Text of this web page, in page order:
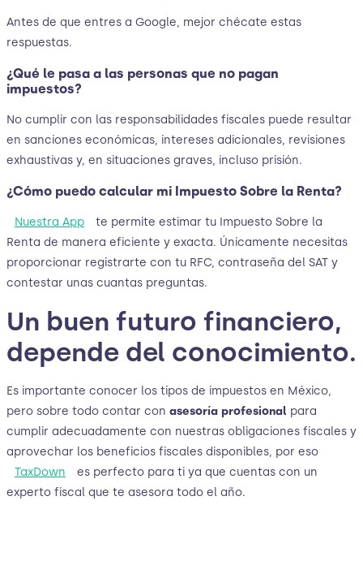
Antes de que entres a Google, mejor chécate estas
respuestas.
¿Qué le pasa a las personas que no pagan
impuestos?
No cumplir con las responsabilidades fiscales puede resultar
en sanciones económicas, intereses adicionales, revisiones
exhaustivas y, en situaciones graves, incluso prisión.
¿Cómo puedo calcular mi Impuesto Sobre la Renta?
Nuestra App
te permite estimar tu Impuesto Sobre la
Renta de manera eficiente y exacta. Únicamente necesitas
proporcionar registrarte con tu RFC, contraseña del SAT y
contestar unas cuantas preguntas.
Un buen futuro financiero,
depende del conocimiento.
Es importante conocer los tipos de impuestos en México,
pero sobre todo contar con asesoría profesional para
cumplir adecuadamente con nuestras obligaciones fiscales y
aprovechar los beneficios fiscales disponibles, por eso
TaxDown
es perfecto para ti ya que cuentas con un
experto fiscal que te asesora todo el año.